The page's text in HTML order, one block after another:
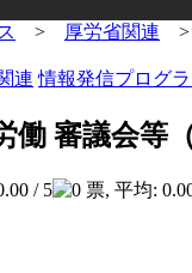
> 厚労省関連
連 情報発信プログ
働 審議会等